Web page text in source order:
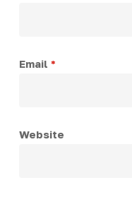
Email *
Website